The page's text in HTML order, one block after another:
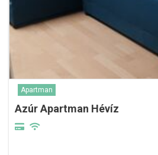
Apartman
Azúr Apartman Hévíz